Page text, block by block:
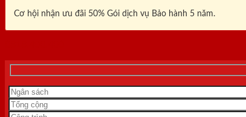
Cơ hội nhận ưu đãi 50% Gói dịch vụ Bảo hành 5 năm.